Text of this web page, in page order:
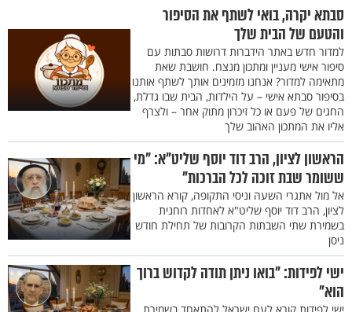
סבתא יקרה, בואי לשתף את הסיפור
והטעם של הבית שלך
למדור חדש באתר הידברות דרושות סבתות עם
סיפור אישי מעניין ומתכון מנצח. חושבת שאת
מתאימה למדור? אנחנו מזמינים אותך לשתף אותנו
בסיפור סבתא אישי – על הילדות, הבית שבו גדלת,
החגים של פעם או כל זיכרון מתוק אחר – ולצרף
אליו את המתכון האהוב שלך
הראשון לציון, הרב דוד יוסף שליט"א: "מי
ששומר שבת זוכה לכל הברכות"
אל מול אתגרי השעה וניסי התקופה, קורא הראשון
לציון, הרב דוד יוסף שליט"א לאחדות רוחנית
בשמירת שתי השבתות הקרובות של תחילת חודש
ניסן
ישי לפידות: "בואו ניתן תודה לקדוש ברוך
הוא"